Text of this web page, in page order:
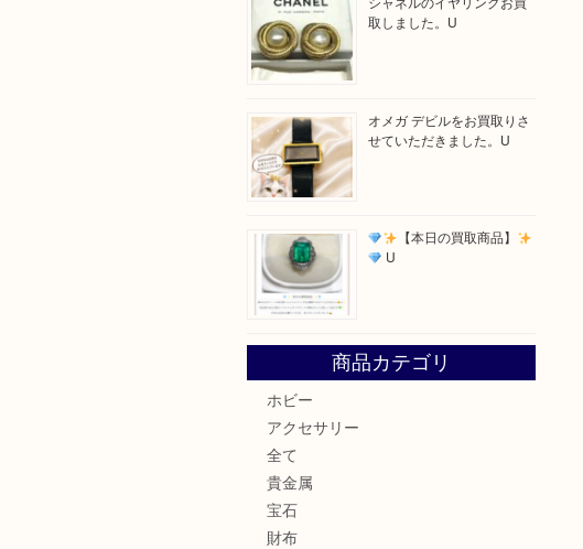
取しました。U
オメガ デビルをお買取りさ
せていただきました。U
【本日の買取商品】
U
商品カテゴリ
ホビー
アクセサリー
全て
貴金属
宝石
財布